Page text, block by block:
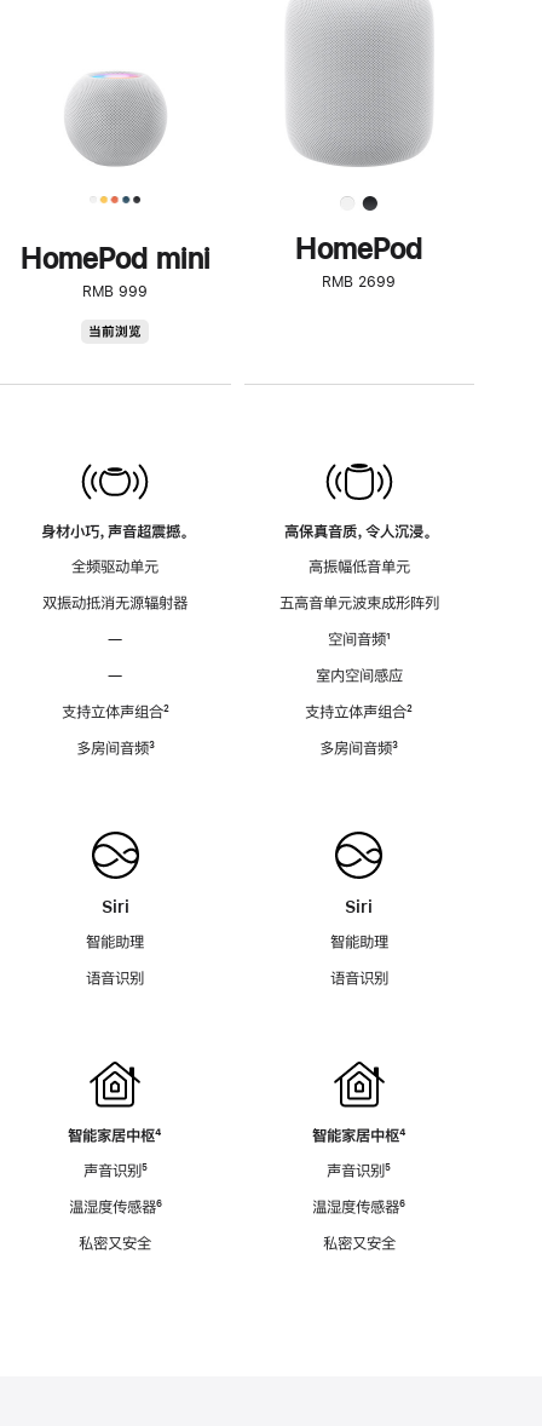
HomePod mini
RMB 999
当前浏览
身材小巧，声音超震撼。
全频驱动单元
双振动抵消无源辐射器
—
—
支持立体声组合脚
²
多房间音频脚
³
Siri
智能助理
语音识别
智能家居中枢脚
⁴
声音识别脚
⁵
温湿度传感器脚
⁶
私密又安全
了
解
HomePod<
HomePod
RMB 2699
高保真音质，令人沉浸。
高振幅低音单元
五高音单元波束成形阵列
空间音频脚
¹
室内空间感应
支持立体声组合脚
²
多房间音频脚
³
Siri
智能助理
语音识别
智能家居中枢脚
⁴
声音识别脚
⁵
温湿度传感器脚
⁶
私密又安全